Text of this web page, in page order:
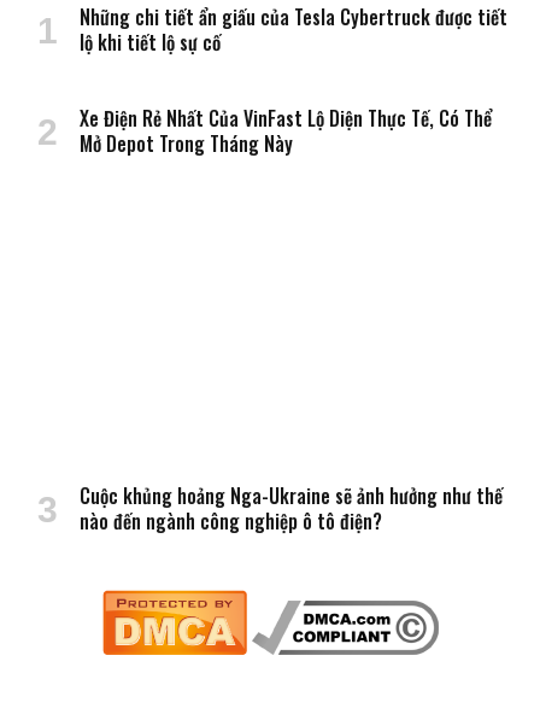
Những chi tiết ẩn giấu của Tesla Cybertruck được tiết
lộ khi tiết lộ sự cố
Xe Điện Rẻ Nhất Của VinFast Lộ Diện Thực Tế, Có Thể
Mở Depot Trong Tháng Này
Cuộc khủng hoảng Nga-Ukraine sẽ ảnh hưởng như thế
nào đến ngành công nghiệp ô tô điện?